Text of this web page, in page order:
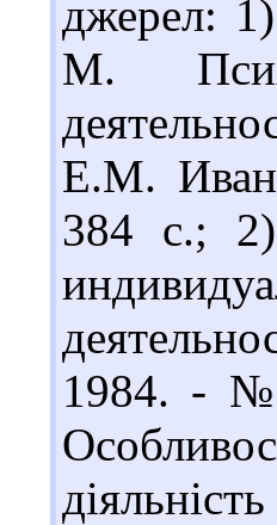
джерел:
М.
Е.М.
384 с.;
1984. -